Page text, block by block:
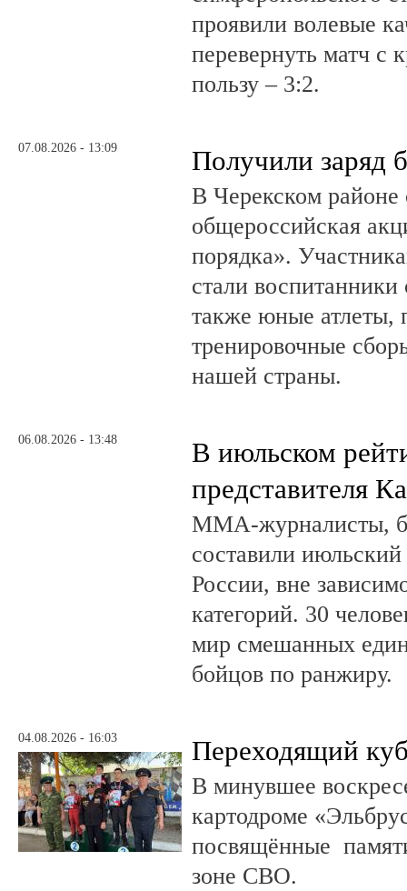
проявили волевые
перевернуть матч с
пользу – 3:2.
07.08.2026 - 13:09 Получили заряд
В Черекском районе
общероссийская
порядка».
стали
также юные атлеты,
тренировочные
нашей страны.
06.08.2026 - 13:48
В июльском
представителя
ММА-журналисты,
составили
России, вне
категорий. 30
мир смешанных
бойцов по ранжиру.
04.08.2026 - 16:03 Переходящий
В минувшее
картодроме
посвящённые
зоне СВО.